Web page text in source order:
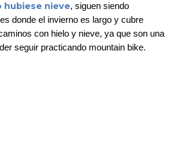
hubiese nieve, siguen siendo
donde el invierno es largo y cubre
con hielo y nieve, ya que son una
seguir practicando mountain bike.